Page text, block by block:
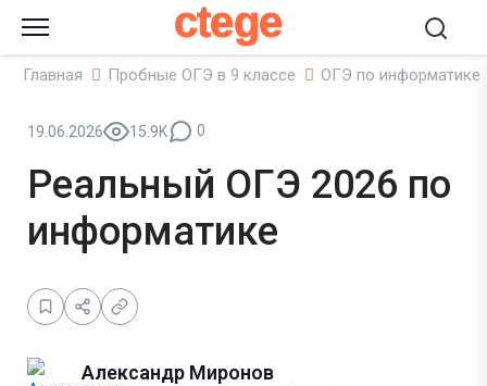
ctege
Главная Пробные ОГЭ в 9 классе ОГЭ по информатике
19.06.2026 15.9K 0
Реальный ОГЭ 2026 по
информатике
Александр Миронов